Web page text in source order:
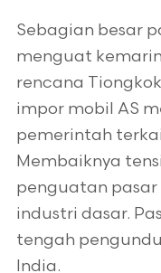
Sebagian besar
menguat
rencana
impor mobil AS
pemerintah
Membaiknya
penguatan pasar
industri dasar.
tengah
India.